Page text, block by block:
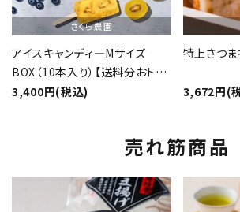
さくら農園
アイスキャンディ―Mサイズ
BOX（10本入り）【送料分おト
ク】
3,400円(税込)
特上さつ
3,672円(
売れ筋商品
favorite